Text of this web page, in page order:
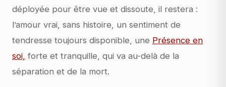
déployée pour être vue et dissoute, il restera :
l’amour vrai, sans histoire, un sentiment de
tendresse toujours disponible, une Présence en
soi, forte et tranquille, qui va au-delà de la
séparation et de la mort.